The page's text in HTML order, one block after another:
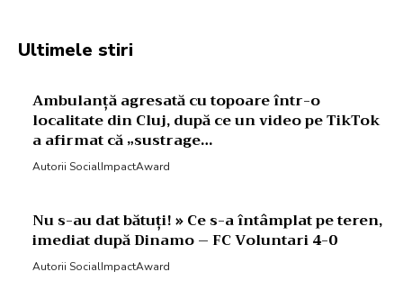
Ultimele stiri
Ambulanță agresată cu topoare într-o
localitate din Cluj, după ce un video pe TikTok
a afirmat că „sustrage…
Autorii SocialImpactAward
Nu s-au dat bătuți! » Ce s-a întâmplat pe teren,
imediat după Dinamo – FC Voluntari 4-0
Autorii SocialImpactAward